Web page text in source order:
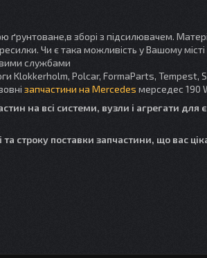
ґрунтоване,в зборі з підсилювачем.
Чи є така можливість у Вашому
службами
Klokkerholm, Polcar, FormaParts, Tempest,
запчастини на Mercedes мерседес 190
на всі системи, вузли і агрегати для
строку поставки запчастини, що вас